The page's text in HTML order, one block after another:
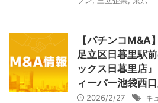
【パチンコM&A
足立区日暮里駅
ックス日暮里店
ィーバー池袋西
2026/2/27 キ